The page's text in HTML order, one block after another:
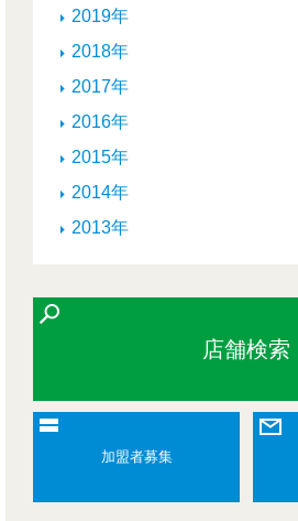
2019年
2018年
2017年
2016年
2015年
2014年
2013年
店舗検索
加盟者募集